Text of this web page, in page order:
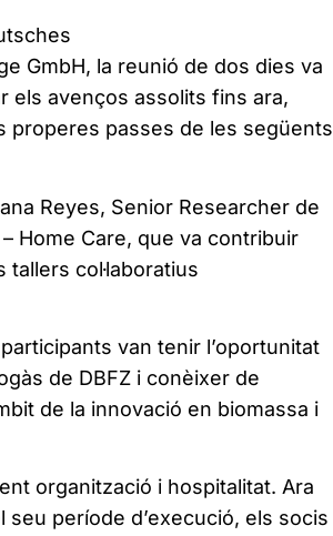
GmbH, la reunió de dos dies va
els avenços assolits fins ara,
properes passes de les següents
Reyes, Senior Researcher de
Home Care, que va contribuir
col·laboratius
van tenir l’oportunitat
de DBFZ i conèixer de
de la innovació en biomassa i
organització i hospitalitat. Ara
seu període d’execució, els socis